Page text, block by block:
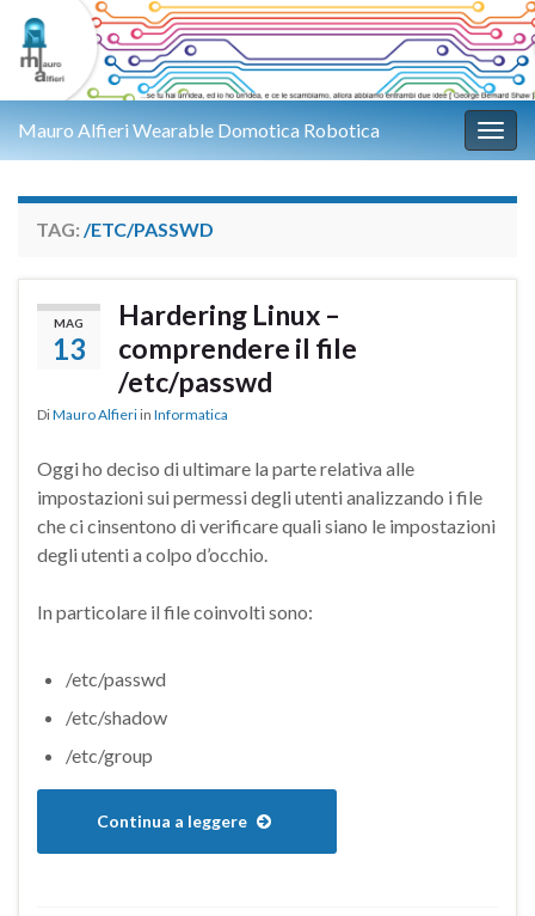
Mauro Alfieri Wearable Domotica Robotica
TAG: /ETC/PASSWD
MAG
13
Hardering Linux –
comprendere il file
/etc/passwd
DiMauro Alfieri in Informatica
Oggi ho deciso di ultimare la parte relativa alle
impostazioni sui permessi degli utenti analizzando i file
che ci cinsentono di verificare quali siano le impostazioni
degli utenti a colpo d’occhio.
In particolare il file coinvolti sono:
/etc/passwd
/etc/shadow
/etc/group
Continua a leggere